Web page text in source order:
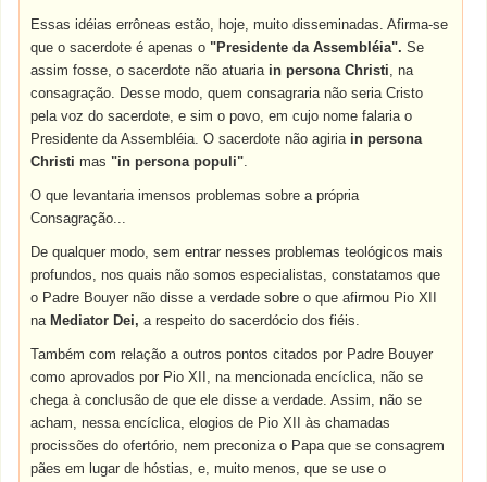
Essas idéias errôneas estão, hoje, muito disseminadas. Afirma-se
que o sacerdote é apenas o"Presidente da Assembléia". Se
assim fosse, o sacerdote não atuaria in persona Christi, na
consagração. Desse modo, quem consagraria não seria Cristo
pela voz do sacerdote, e sim o povo, em cujo nome falaria o
Presidente da Assembléia. O sacerdote não agiria in persona
Christi mas"in persona populi".
O que levantaria imensos problemas sobre a própria
Consagração...
De qualquer modo, sem entrar nesses problemas teológicos mais
profundos, nos quais não somos especialistas, constatamos que
o Padre Bouyer não disse a verdade sobre o que afirmou Pio XII
na Mediator Dei, a respeito do sacerdócio dos fiéis.
Também com relação a outros pontos citados por Padre Bouyer
como aprovados por Pio XII, na mencionada encíclica, não se
chega à conclusão de que ele disse a verdade. Assim, não se
acham, nessa encíclica, elogios de Pio XII às chamadas
procissões do ofertório, nem preconiza o Papa que se consagrem
pães em lugar de hóstias, e, muito menos, que se use o